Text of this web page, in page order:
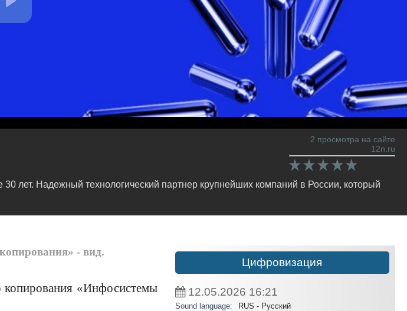
2 просмотра на сайте
12n.ru
Надежный технологический партнер крупнейших компаний в России, который
- вид.
копирования «Инфосистемы
Цифровизация
12.05.2026 16:21
Sound language:
RUS - Русский